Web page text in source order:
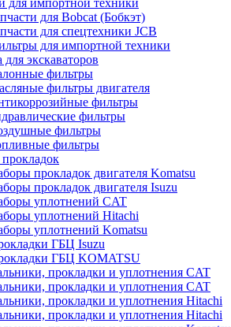
для импортной техники
для Bobcat (Бобкэт)
для спецтехники JCB
для импортной техники
экскаваторов
фильтры
фильтры двигателя
фильтры
фильтры
фильтры
фильтры
прокладок двигателя Komatsu
прокладок двигателя Isuzu
уплотнений CAT
уплотнений Hitachi
уплотнений Komatsu
ГБЦ Isuzu
ГБЦ KOMATSU
прокладки и уплотнения CAT
прокладки и уплотнения CAT
прокладки и уплотнения Hitachi
прокладки и уплотнения Hitachi